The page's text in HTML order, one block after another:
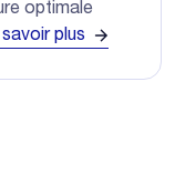
optimale
savoir plus